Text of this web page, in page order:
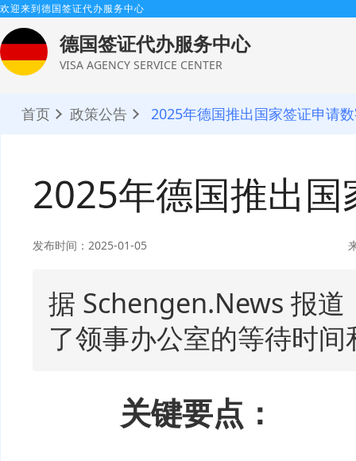
欢迎来到德国签证代办服务中心
德国签证代办服务中心
VISA AGENCY SERVICE CENTER
首页 政策公告 2025年德国推出国家签证申请
2025年德国推出
发布时间：2025-01-05
据 Schengen.News 报
了领事办公室的等待时
关键要点：